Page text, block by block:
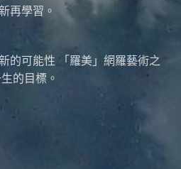
再學習。
的可能性 「羅美」網羅藝術之
的目標。